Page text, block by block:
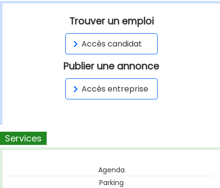
Trouver un emploi
Accès candidat
Publier une annonce
Accès entreprise
Services
Agenda
Parking